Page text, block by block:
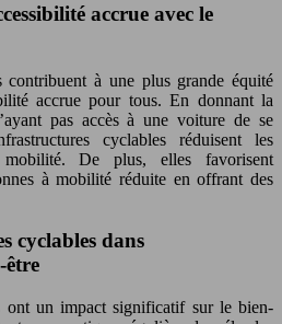
accrue avec le
contribuent à une plus grande équité
accrue pour tous. En donnant la
pas accès à une voiture de se
cyclables réduisent les
De plus, elles favorisent
à mobilité réduite en offrant des
cyclables dans
être
ont un impact significatif sur le bien-